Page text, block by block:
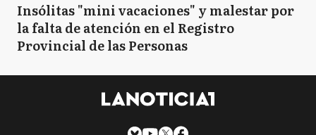
Insólitas "mini vacaciones" y malestar por
la falta de atención en el Registro
Provincial de las Personas